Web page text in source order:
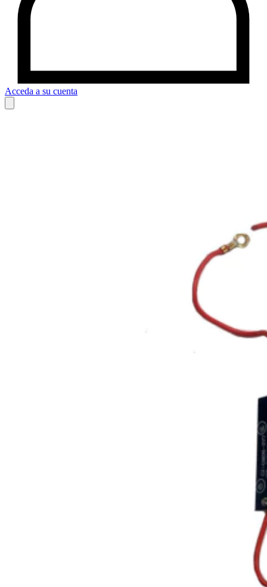
Acceda a su cuenta